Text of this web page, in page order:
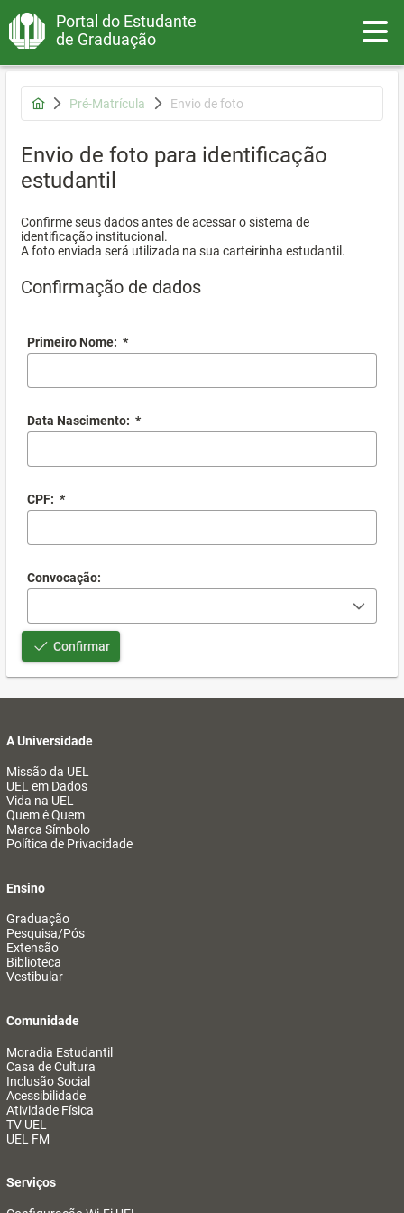
Portal do Estudante
de Graduação
Pré-Matrícula Envio de foto
Envio de foto para identificação
estudantil
Confirme seus dados antes de acessar o sistema de
identificação institucional.
A foto enviada será utilizada na sua carteirinha estudantil.
Confirmação de dados
Primeiro Nome: *
Data Nascimento: *
CPF: *
Convocação:
Confirmar
A Universidade
Missão da UEL
UEL em Dados
Vida na UEL
Quem é Quem
Marca Símbolo
Política de Privacidade
Ensino
Graduação
Pesquisa/Pós
Extensão
Biblioteca
Vestibular
Comunidade
Moradia Estudantil
Casa de Cultura
Inclusão Social
Acessibilidade
Atividade Física
TV UEL
UEL FM
Serviços